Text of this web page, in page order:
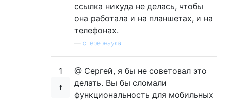
ссылка никуда не делась, чтобы
она работала и на планшетах, и на
телефонах.
стереонаука
1
@ Сергей, я бы не советовал это
делать. Вы бы сломали
функциональность для мобильных